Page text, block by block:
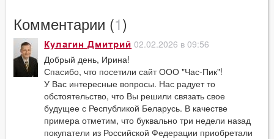
Комментарии (1)
Кулагин Дмитрий 02.02.2026 в 09:56
Добрый день, Ирина!
Спасибо, что посетили сайт ООО "Час-Пик"!
У Вас интересные вопросы. Нас радует то
обстоятельство, что Вы решили связать свое
будущее с Республикой Беларусь. В качестве
примера отметим, что буквально три недели назад
покупатели из Российской Федерации приобретали